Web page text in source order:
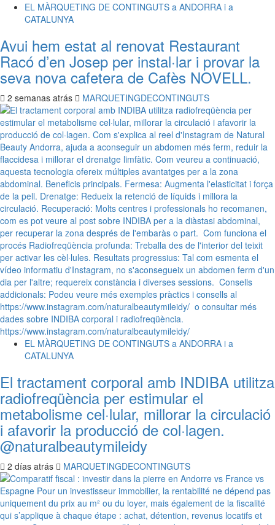
EL MÀRQUETING DE CONTINGUTS a ANDORRA i a
CATALUNYA
Avui hem estat al renovat Restaurant
Racó d’en Josep per instal·lar i provar la
seva nova cafetera de Cafès NOVELL.
2 semanas atrás MARQUETINGDECONTINGUTS
EL MÀRQUETING DE CONTINGUTS a ANDORRA i a
CATALUNYA
El tractament corporal amb INDIBA utilitza
radiofreqüència per estimular el
metabolisme cel·lular, millorar la circulació
i afavorir la producció de col·lagen.
@naturalbeautymileidy
2 días atrás MARQUETINGDECONTINGUTS